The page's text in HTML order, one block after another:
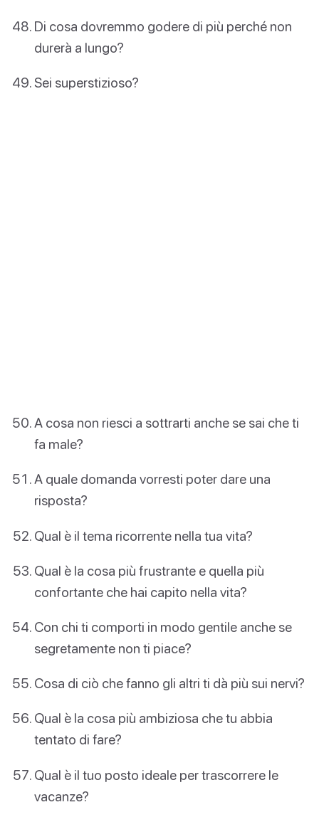
Di cosa dovremmo godere di più perché non
durerà a lungo?
Sei superstizioso?
A cosa non riesci a sottrarti anche se sai che ti
fa male?
A quale domanda vorresti poter dare una
risposta?
Qual è il tema ricorrente nella tua vita?
Qual è la cosa più frustrante e quella più
confortante che hai capito nella vita?
Con chi ti comporti in modo gentile anche se
segretamente non ti piace?
Cosa di ciò che fanno gli altri ti dà più sui nervi?
Qual è la cosa più ambiziosa che tu abbia
tentato di fare?
Qual è il tuo posto ideale per trascorrere le
vacanze?